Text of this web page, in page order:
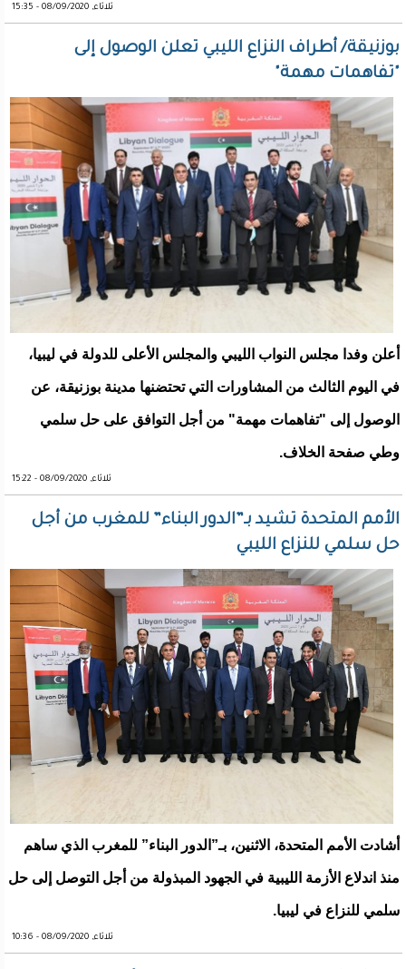
ثلاثاء, 08/09/2020 - 15:35
بوزنيقة/ أطراف النزاع الليبي تعلن الوصول إلى
"تفاهمات مهمة"
أعلن وفدا مجلس النواب الليبي والمجلس الأعلى للدولة في ليبيا،
في اليوم الثالث من المشاورات التي تحتضنها مدينة بوزنيقة، عن
الوصول إلى "تفاهمات مهمة" من أجل التوافق على حل سلمي
وطي صفحة الخلاف.
ثلاثاء, 08/09/2020 - 15:22
الأمم المتحدة تشيد بـ”الدور البناء” للمغرب من أجل
حل سلمي للنزاع الليبي
أشادت الأمم المتحدة، الاثنين، بـ”الدور البناء” للمغرب الذي ساهم
منذ اندلاع الأزمة الليبية في الجهود المبذولة من أجل التوصل إلى حل
سلمي للنزاع في ليبيا.
ثلاثاء, 08/09/2020 - 10:36